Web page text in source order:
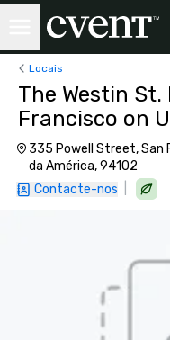
Locais
The Westin
Francisco on
335 Powell Street, San
da América, 94102
Contacte-nos